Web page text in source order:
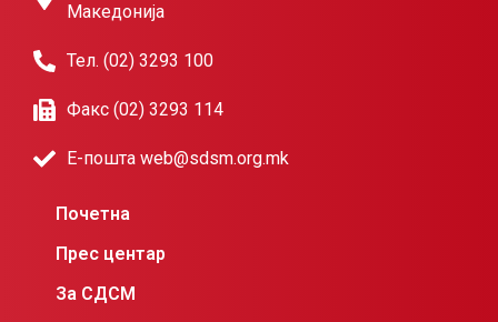
Македонија
Тел. (02) 3293 100
Факс (02) 3293 114
Е-пошта web@sdsm.org.mk
Почетна
Прес центар
За СДСМ